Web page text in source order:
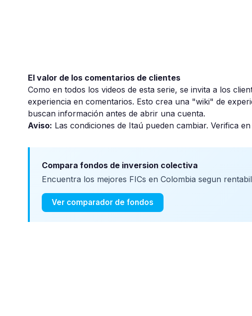
El valor de los comentarios de clientes
Como en todos los videos de esta serie, se invita a los
experiencia en comentarios. Esto crea una "wiki" de
buscan información antes de abrir una cuenta.
Aviso: Las condiciones de Itaú pueden cambiar. Verifica
Compara fondos de inversion colectiva
Encuentra los mejores FICs en Colombia segun
Ver comparador de fondos